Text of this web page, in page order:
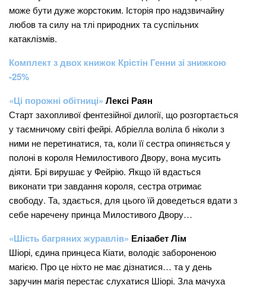
може бути дуже жорстоким. Історія про надзвичайну
любов та силу на тлі природних та суспільних
катаклізмів.
Комплект з двох книжок Крістін Генни зі знижкою
-25%
«Ці порожні обітниці» Лексі Раян
Старт захопливої фентезійної дилогії, що розгортається
у таємничому світі фейрі. Абріелла воліла б ніколи з
ними не перетинатися, та, коли її сестра опиняється у
полоні в короля Немилостивого Двору, вона мусить
діяти. Брі вирушає у Фейрію. Якщо їй вдасться
виконати три завдання короля, сестра отримає
свободу. Та, здається, для цього їй доведеться вдати з
себе наречену принца Милостивого Двору…
«Шість багряних журавлів» Елізабет Лім
Шіорі, єдина принцеса Кіати, володіє забороненою
магією. Про це ніхто не має дізнатися… та у день
заручин магія перестає слухатися Шіорі. Зла мачуха